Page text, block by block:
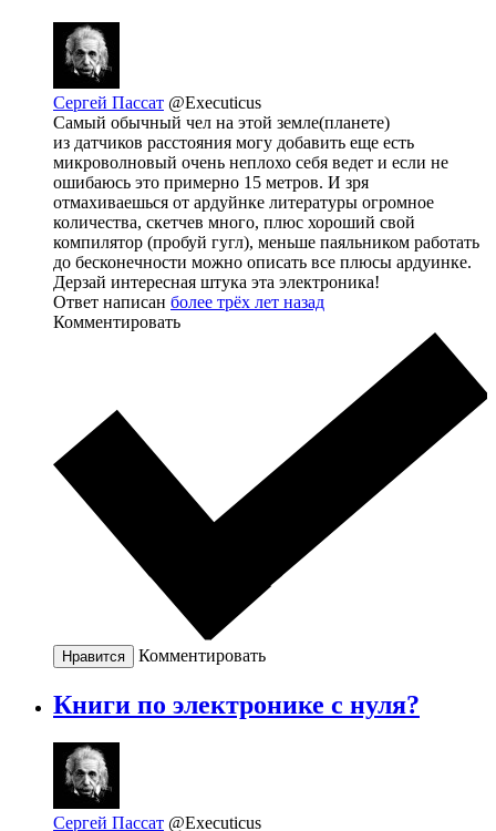
Сергей Пассат @Executicus
Самый обычный чел на этой земле(планете)
из датчиков расстояния могу добавить еще есть
микроволновый очень неплохо себя ведет и если не
ошибаюсь это примерно 15 метров. И зря
отмахиваешься от ардуйнке литературы огромное
количества, скетчев много, плюс хороший свой
компилятор (пробуй гугл), меньше паяльником работать
до бесконечности можно описать все плюсы ардуинке.
Дерзай интересная штука эта электроника!
Ответ написан более трёх лет назад
Комментировать
Нравится Комментировать
Книги по электронике с нуля?
Сергей Пассат @Executicus